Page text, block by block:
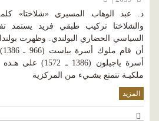
د. عبد الوهاب المسيري «شلاختا» كلمة
والشلاختا تركيب طبقي فريد يستمد
السياسي الحضاري البولندي. وظهرت
أسرة ياجيلون
ملكيـة تتمتع بشـيء من المركزية
المزيد